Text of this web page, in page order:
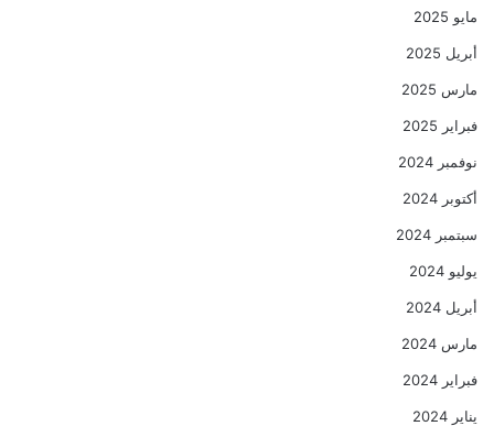
مايو 2025
أبريل 2025
مارس 2025
فبراير 2025
نوفمبر 2024
أكتوبر 2024
سبتمبر 2024
يوليو 2024
أبريل 2024
مارس 2024
فبراير 2024
يناير 2024